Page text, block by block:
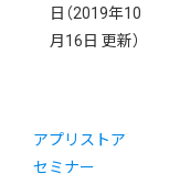
日 （2019年10
月16日 更新）
アプリストア
セミナー